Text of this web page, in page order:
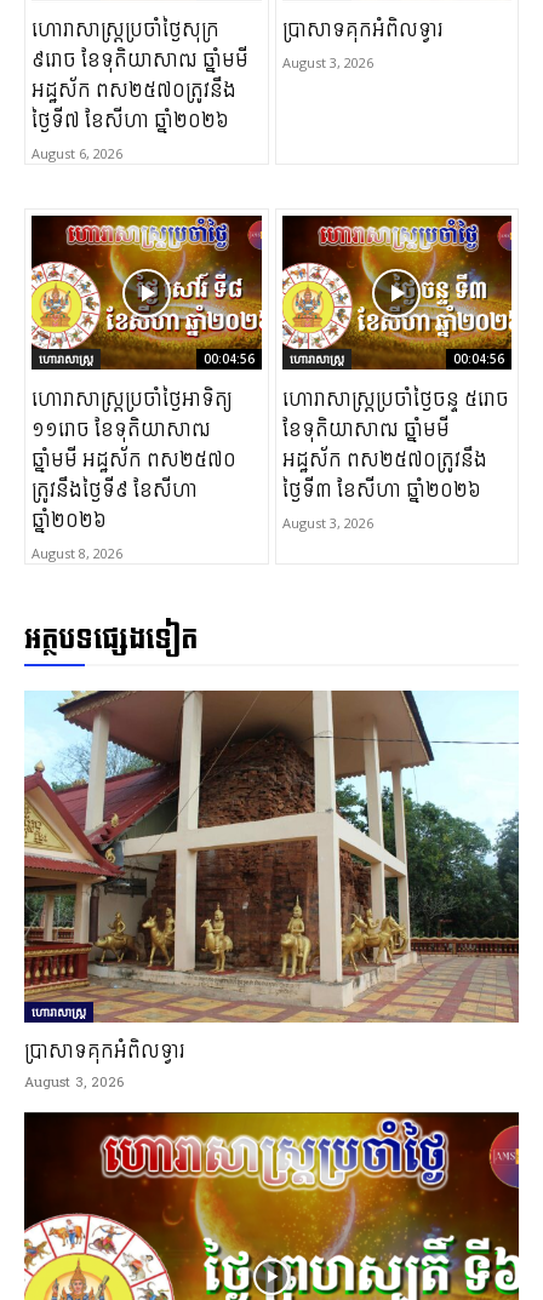
ហោរាសាស្រ្តប្រចាំថ្ងៃសុក្រ
៩រោច ខែទុតិយាសាឍ ឆ្នាំមមី
អដ្ឋស័ក ពស២៥៧០ត្រូវនឹង
ថ្ងៃទី៧ ខែសីហា ឆ្នាំ២០២៦
August 6, 2026
ប្រាសាទគុកអំពិលទ្វារ
August 3, 2026
ហោរាសាស្ត្រ 00:04:56
ហោរាសាស្រ្តប្រចាំថ្ងៃអាទិត្យ
១១រោច ខែទុតិយាសាឍ
ឆ្នាំមមី អដ្ឋស័ក ពស២៥៧០
ត្រូវនឹងថ្ងៃទី៩ ខែសីហា
ឆ្នាំ២០២៦
August 8, 2026
ហោរាសាស្ត្រ 00:04:56
ហោរាសាស្រ្តប្រចាំថ្ងៃចន្ទ ៥រោច
ខែទុតិយាសាឍ ឆ្នាំមមី
អដ្ឋស័ក ពស២៥៧០ត្រូវនឹង
ថ្ងៃទី៣ ខែសីហា ឆ្នាំ២០២៦
August 3, 2026
អត្ថបទផ្សេងទៀត
ហោរាសាស្ត្រ
ប្រាសាទគុកអំពិលទ្វារ
August 3, 2026